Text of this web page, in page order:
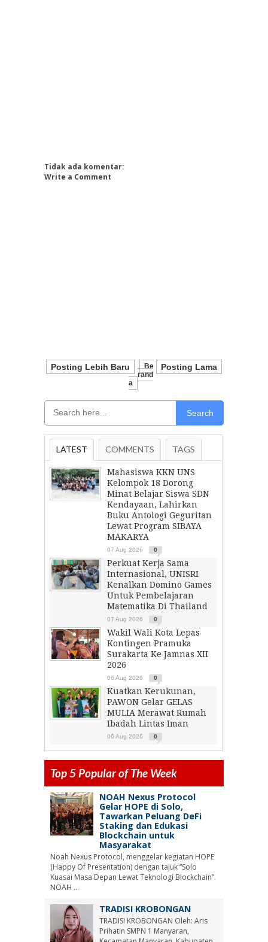
Tidak ada komentar:
Write a Comment
Posting Lebih Baru Posting Lama
Be
Rand
A
Search
LATEST COMMENTS TAGS
Mahasiswa KKN UNS
Kelompok 18 Dorong
Minat Belajar Siswa SDN
Kendayaan, Lahirkan
Buku Antologi Geguritan
Lewat Program SIBAYA
MAKARYA
07 Aug 2026 0
Perkuat Kerja Sama
Internasional, UNISRI
Kenalkan Domino Games
Untuk Pembelajaran
Matematika Di Thailand
07 Aug 2026 0
Wakil Wali Kota Lepas
Kontingen Pramuka
Surakarta Ke Jamnas XII
2026
06 Aug 2026 0
Kuatkan Kerukunan,
PAWON Gelar GELAS
MULIA Merawat Rumah
Ibadah Lintas Iman
06 Aug 2026 0
Top 5 Popular of The Week
NOAH Nexus Protocol
Gelar HOPE di Solo,
Tawarkan Peluang DeFi
Staking dan Edukasi
Blockchain untuk
Masyarakat
Noah Nexus Protocol, menggelar kegiatan HOPE
(Happy Of Presentation) dengan tajuk “Solo
Kuasai Masa Depan Lewat Teknologi Blockchain”.
NOAH ...
TRADISI KROBONGAN
TRADISI KROBONGAN Oleh: Aris
Prihatin SMPN 1 Manyaran,